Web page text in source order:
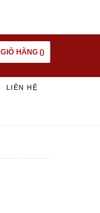
GIỎ HÀNG ()
LIÊN HỆ